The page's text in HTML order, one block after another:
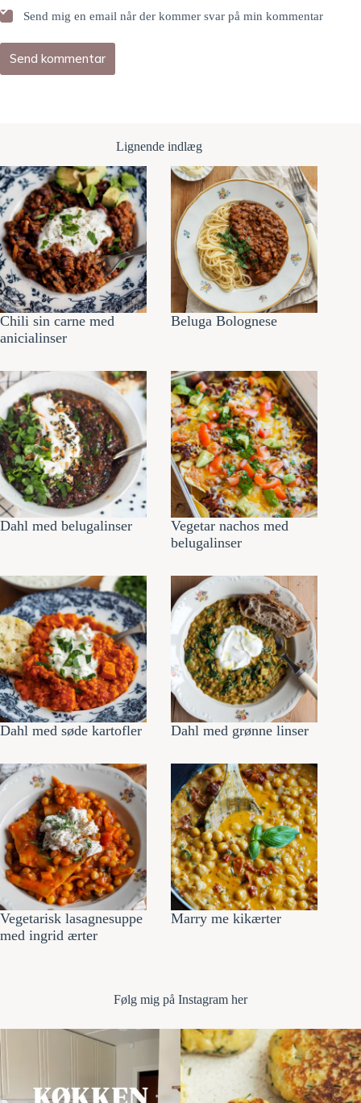
Send mig en email når der kommer svar på min kommentar
Send kommentar
Lignende indlæg
Chili sin carne med
anicialinser
Beluga Bolognese
Dahl med belugalinser
Vegetar nachos med
belugalinser
Dahl med søde kartofler Dahl med grønne linser
Vegetarisk lasagnesuppe
med ingrid ærter
Marry me kikærter
Følg mig på Instagram her